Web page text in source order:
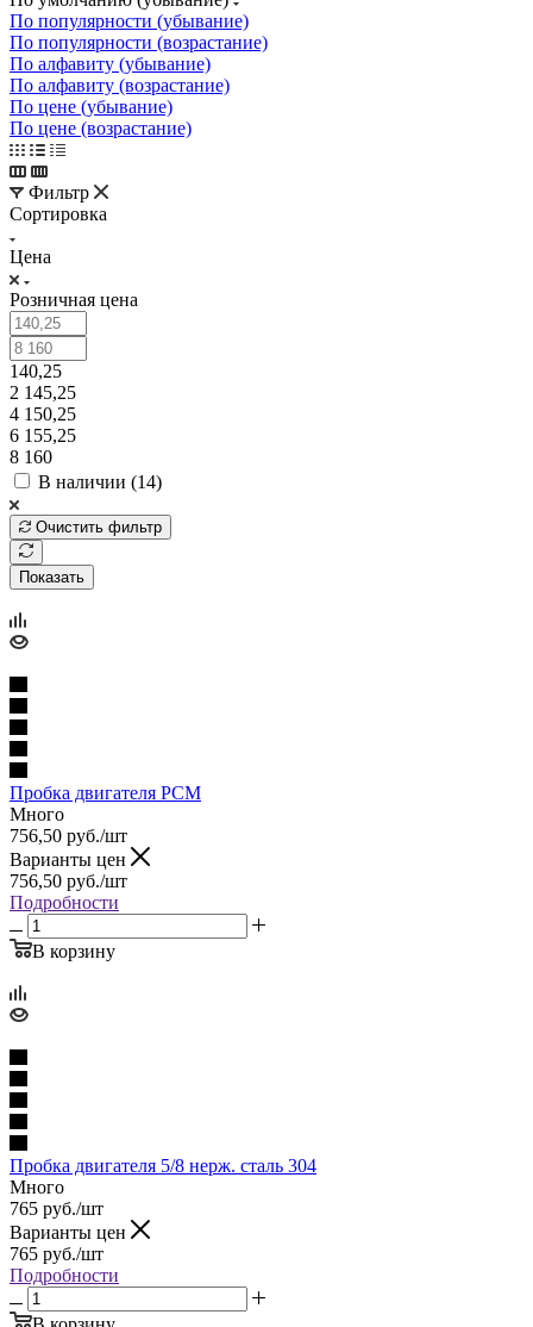
По популярности (убывание)
По популярности (возрастание)
По алфавиту (убывание)
По алфавиту (возрастание)
По цене (убывание)
По цене (возрастание)
Фильтр
Сортировка
Цена
Розничная цена
140,25
2 145,25
4 150,25
6 155,25
8 160
В наличии (14)
Очистить фильтр
Показать
Пробка двигателя PCM
Много
756,50 руб./шт
Варианты цен
756,50 руб./шт
Подробности
В корзину
Пробка двигателя 5/8 нерж. сталь 304
Много
765 руб./шт
Варианты цен
765 руб./шт
Подробности